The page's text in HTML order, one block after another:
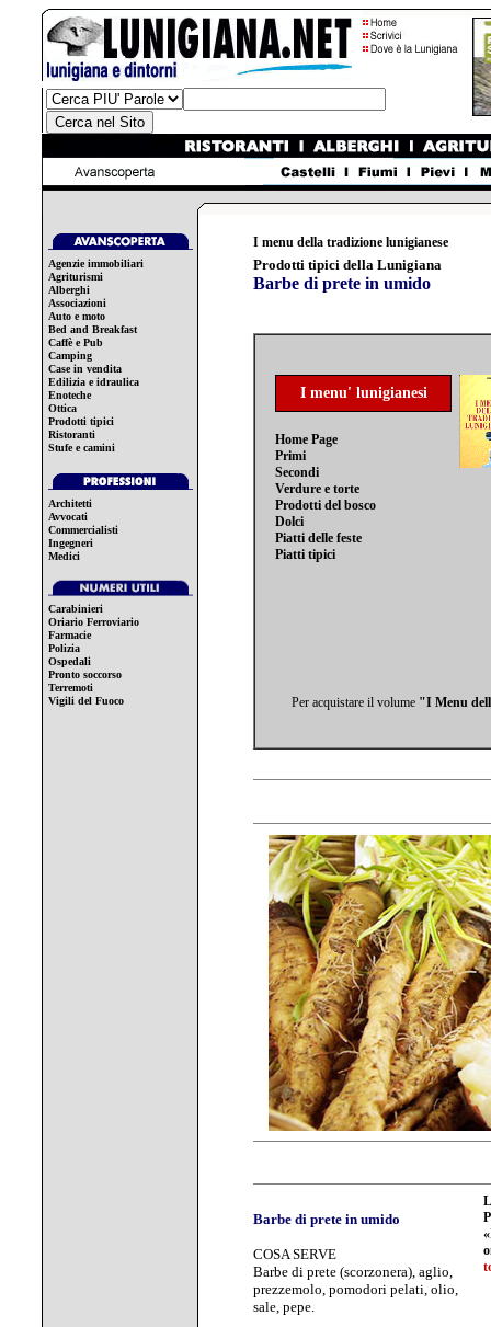
Agenzie immobiliari
Agriturismi
Alberghi
Associazioni
Auto e moto
Bed and Breakfast
Caffè e Pub
Camping
Case in vendita
Edilizia e idraulica
Enoteche
Ottica
Prodotti tipici
Ristoranti
Stufe e camini
Architetti
Avvocati
Commercialisti
Ingegneri
Medici
Carabinieri
Oriario Ferroviario
Farmacie
Polizia
Ospedali
Pronto soccorso
Terremoti
Vigili del Fuoco
I menu della tradizione lunigianese
Prodotti tipici della Lunigiana
Barbe di prete in umido
I menu' lunigianesi
Home Page
Primi
Secondi
Verdure e torte
Prodotti del bosco
Dolci
Piatti delle feste
Piatti tipici
Per acquistare il volume "I Menu
Barbe di prete in umido
COSA SERVE
Barbe di prete (scorzonera), aglio,
prezzemolo, pomodori pelati, olio,
sale, pepe.